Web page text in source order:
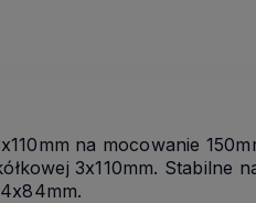
na mocowanie
3x110mm. Stabilne